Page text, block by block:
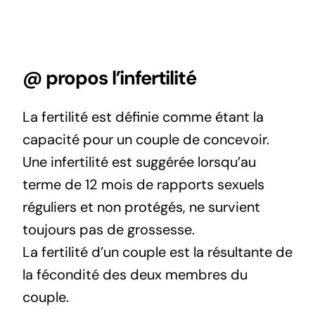
@ propos l’infertilité
La fertilité est définie comme étant la
capacité pour un couple de concevoir.
Une infertilitéest suggérée lorsqu’au
terme de 12 mois de rapports sexuels
réguliers et non protégés, ne survient
toujours pas de grossesse.
La fertilitéd’un couple est la résultante de
la fécondité des deux membres du
couple.